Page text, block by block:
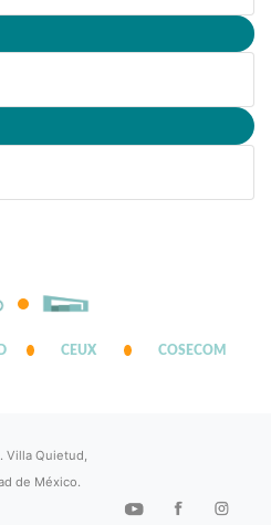
CEUX COSECOM
Villa Quietud,
de México.